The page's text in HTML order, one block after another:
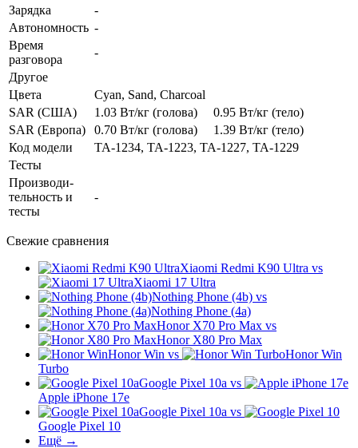
Зарядка
-
Автоно­мность -
Время
разговора
-
Другое
Цвета
Cyan, Sand, Charcoal
SAR (США)
1.03 Вт/кг (голова) 0.95 Вт/кг (тело)
SAR (Европа)
0.70 Вт/кг (голова) 1.39 Вт/кг (тело)
Код модели
TA-1234, TA-1223, TA-1227, TA-1229
Тесты
Производи­
тельность и
тесты
-
Свежие сравнения
Xiaomi Redmi K90 Ultra vs
Xiaomi 17 Ultra
Nothing Phone (4b) vs
Nothing Phone (4a)
Honor X70 Pro Max vs
Honor X80 Pro Max
Honor Win vs
Honor Win
Turbo
Google Pixel 10a vs
Apple iPhone 17e
Google Pixel 10a vs
Google Pixel 10
Ещё →